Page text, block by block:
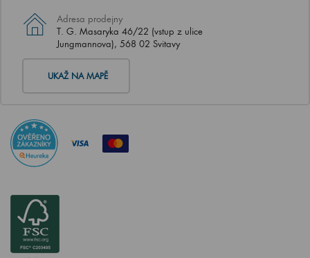
Adresa prodejny
T. G. Masaryka 46/22 (vstup z ulice
Jungmannova), 568 02 Svitavy
UKAŽ NA MAPĚ